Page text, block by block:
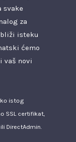
svake
za
isteku
ćemo
novi
istog
SSL certifikat,
DirectAdmin.